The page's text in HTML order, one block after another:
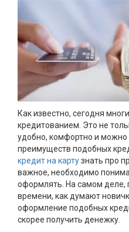
Как известно, сегодня
кредитованием. Это не
удобно, комфортно и можно
преимуществ подобных
кредит на картузнать про
важное, необходимо
оформлять. На самом деле,
времени, как думают
оформление подобных
скорее получить денежку.